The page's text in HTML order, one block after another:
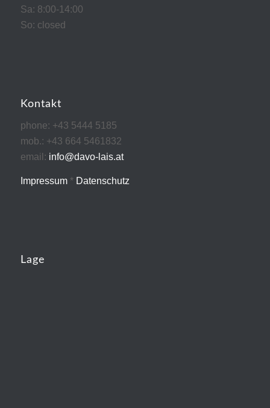
Sa: 8:00-14:00
So: closed
Kontakt
phone: +43 5444 5185
mob.: +43 664 5461832
email: info@davo-lais.at
Impressum* Datenschutz
Lage